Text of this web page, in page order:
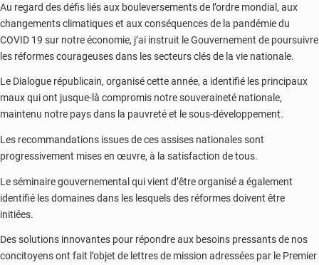
Au regard des défis liés aux bouleversements de l’ordre mondial, aux
changements climatiques et aux conséquences de la pandémie du
COVID 19 sur notre économie, j’ai instruit le Gouvernement de poursuivre
les réformes courageuses dans les secteurs clés de la vie nationale.
Le Dialogue républicain, organisé cette année, a identifié les principaux
maux qui ont jusque-là compromis notre souveraineté nationale,
maintenu notre pays dans la pauvreté et le sous-développement.
Les recommandations issues de ces assises nationales sont
progressivement mises en œuvre, à la satisfaction de tous.
Le séminaire gouvernemental qui vient d’être organisé a également
identifié les domaines dans les lesquels des réformes doivent être
initiées.
Des solutions innovantes pour répondre aux besoins pressants de nos
concitoyens ont fait l’objet de lettres de mission adressées par le Premier